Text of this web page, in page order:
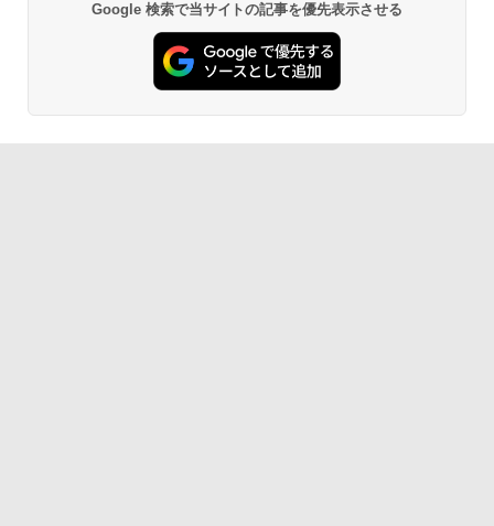
Google 検索で当サイトの記事を優先表示させる